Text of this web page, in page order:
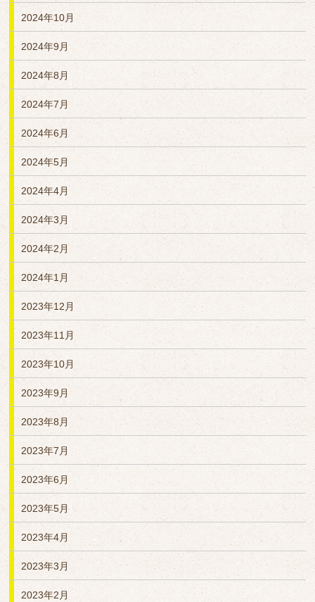
2024年10月
2024年9月
2024年8月
2024年7月
2024年6月
2024年5月
2024年4月
2024年3月
2024年2月
2024年1月
2023年12月
2023年11月
2023年10月
2023年9月
2023年8月
2023年7月
2023年6月
2023年5月
2023年4月
2023年3月
2023年2月